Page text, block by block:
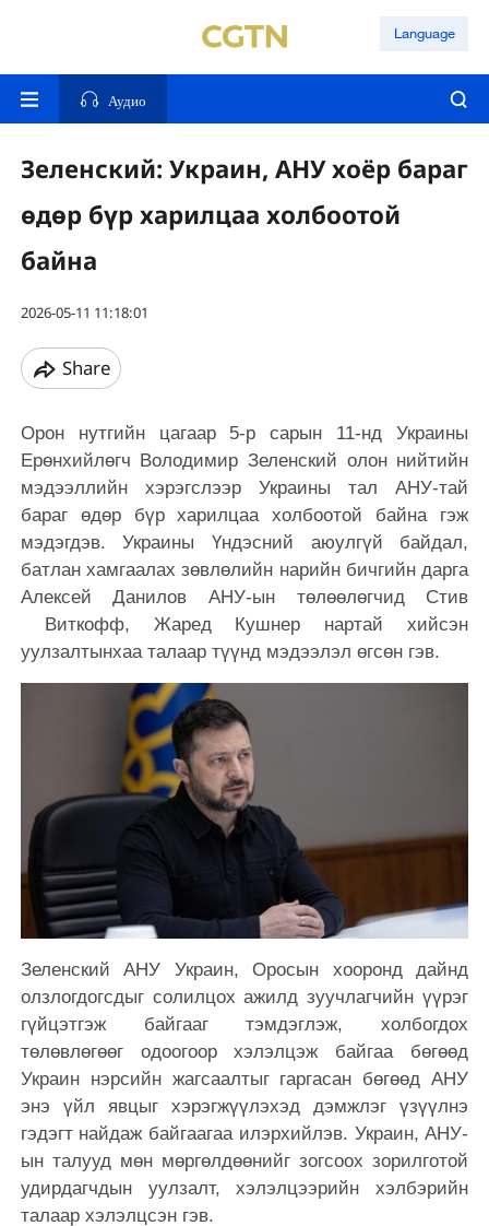
Language
Аудио
Зеленский: Украин, АНУ хоёр бараг
өдөр бүр харилцаа холбоотой
байна
2026-05-11 11:18:01
Share
Орон нутгийн цагаар 5-р сарын 11-нд Украины
Ерөнхийлөгч Володимир Зеленский олон нийтийн
мэдээллийн хэрэгслээр Украины тал АНУ-тай
бараг өдөр бүр харилцаа холбоотой байна гэж
мэдэгдэв. Украины Үндэсний аюулгүй байдал,
батлан ​​​​хамгаалах зөвлөлийн нарийн бичгийн дарга
Алексей Данилов АНУ-ын төлөөлөгчид Стив
Виткофф, Жаред Кушнер нартай хийсэн
уулзалтынхаа талаар түүнд мэдээлэл өгсөн гэв.
Зеленский АНУ Украин, Оросын хооронд дайнд
олзлогдогсдыг солилцох ажилд зуучлагчийн үүрэг
гүйцэтгэж байгааг тэмдэглэж, холбогдох
төлөвлөгөөг одоогоор хэлэлцэж байгаа бөгөөд
Украин нэрсийн жагсаалтыг гаргасан бөгөөд АНУ
энэ үйл явцыг хэрэгжүүлэхэд дэмжлэг үзүүлнэ
гэдэгт найдаж байгаагаа илэрхийлэв. Украин, АНУ-
ын талууд мөн мөргөлдөөнийг зогсоох зорилготой
удирдагчдын уулзалт, хэлэлцээрийн хэлбэрийн
талаар хэлэлцсэн гэв.